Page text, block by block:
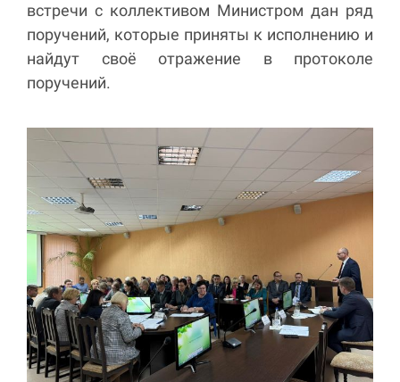
встречи с коллективом Министром дан ряд
поручений, которые приняты к исполнению и
найдут своё отражение в протоколе
поручений.